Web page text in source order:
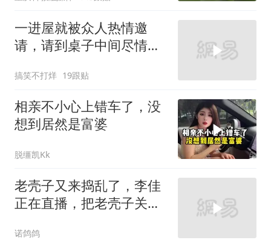
一进屋就被众人热情邀
请，请到桌子中间尽情跳
搞笑不打烊 19跟贴
相亲不小心上错车了，没
想到居然是富婆
脱缰凯Kk
老壳子又来捣乱了，李佳
正在直播，把老壳子关在
诺鸽鸽